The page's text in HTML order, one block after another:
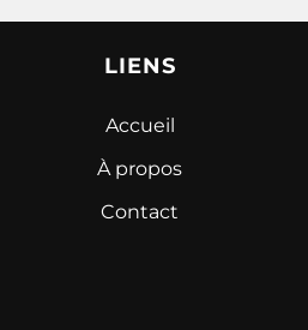
LIENS
Accueil
À propos
Contact